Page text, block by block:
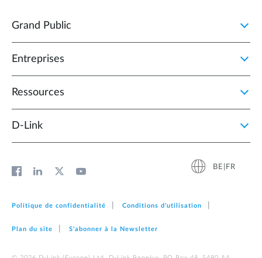
Grand Public
Entreprises
Ressources
D‑Link
BE|FR
Politique de confidentialité Conditions d'utilisation
Plan du site S'abonner à la Newsletter